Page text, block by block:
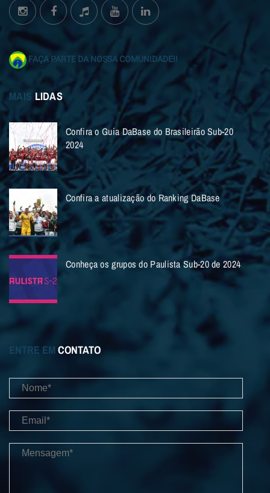
FAÇA PARTE DA NOSSA COMUNIDADE!!
MAIS LIDAS
Confira o Guia DaBase do Brasileirão Sub-20
2024
Confira a atualização do Ranking DaBase
Conheça os grupos do Paulista Sub-20 de 2024
ENTRE EM CONTATO